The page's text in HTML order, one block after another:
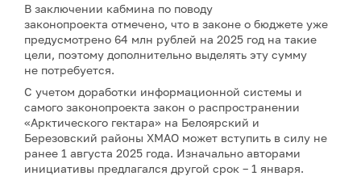
В заключении кабмина по поводу
законопроекта отмечено, что в законе о бюджете уже
предусмотрено 64 млн рублей на 2025 год на такие
цели, поэтому дополнительно выделять эту сумму
не потребуется.
С учетом доработки информационной системы и
самого законопроекта закон о распространении
«Арктического гектара» на Белоярский и
Березовский районы ХМАО может вступить в силу не
ранее 1 августа 2025 года. Изначально авторами
инициативы предлагался другой срок – 1 января.